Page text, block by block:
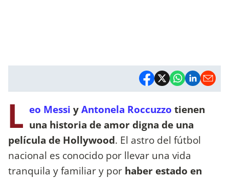
L eo Messi yAntonela Roccuzzo tienen
una historia de amor digna de una
película de Hollywood. El astro del fútbol
nacional es conocido por llevar una vida
tranquila y familiar y por haber estado en